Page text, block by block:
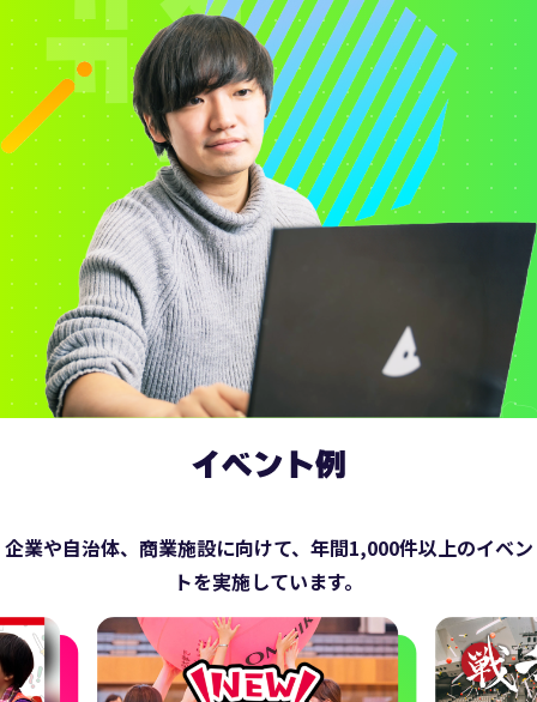
イベント例
企業や自治体、商業施設に向けて、年間1,000件以上のイベン
トを実施しています。